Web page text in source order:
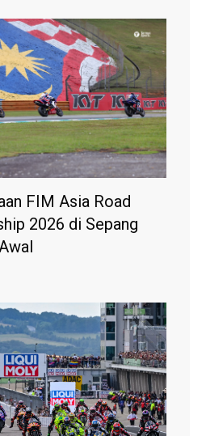
FIM Asia Road
2026 di Sepang